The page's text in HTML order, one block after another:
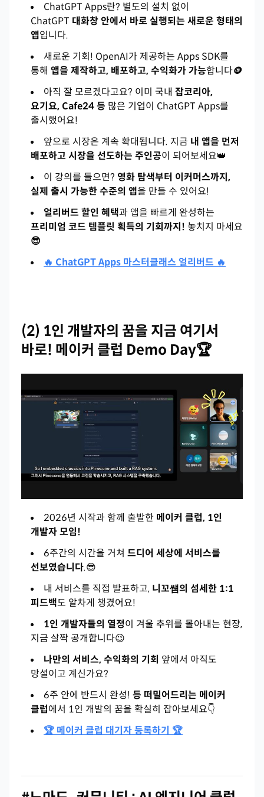
ChatGPT Apps란? 별도의 설치 없이
ChatGPT 대화창 안에서 바로 실행되는 새로운 형태의
앱입니다.
새로운 기회! OpenAI가 제공하는 Apps SDK를
통해 앱을 제작하고, 배포하고, 수익화가 가능합니다🪙
아직 잘 모르겠다고요? 이미 국내 잡코리아,
요기요, Cafe24 등 많은 기업이 ChatGPT Apps를
출시했어요!
앞으로 시장은 계속 확대됩니다. 지금 내 앱을 먼저
배포하고 시장을 선도하는 주인공이 되어보세요👑
이 강의를 들으면? 영화 탐색부터 이커머스까지,
실제 출시 가능한 수준의 앱을 만들 수 있어요!
얼리버드 할인 혜택과 앱을 빠르게 완성하는
프리미엄 코드 템플릿 획득의 기회까지! 놓치지 마세요
😎
🔥 ChatGPT Apps 마스터클래스 얼리버드 🔥
(2) 1인 개발자의 꿈을 지금 여기서
바로! 메이커 클럽 Demo Day🏆
2026년 시작과 함께 출발한 메이커 클럽, 1인
개발자 모임!
6주간의 시간을 거쳐 드디어 세상에 서비스를
선보였습니다.😎
내 서비스를 직접 발표하고, 니꼬썜의 섬세한 1:1
피드백도 알차게 챙겼어요!
1인 개발자들의 열정이 겨울 추위를 몰아내는 현장,
지금 살짝 공개합니다😉
나만의 서비스, 수익화의 기회 앞에서 아직도
망설이고 계신가요?
6주 안에 반드시 완성! 등 떠밀어드리는 메이커
클럽에서 1인 개발의 꿈을 확실히 잡아보세요👇
🏆 메이커 클럽 대기자 등록하기 🏆